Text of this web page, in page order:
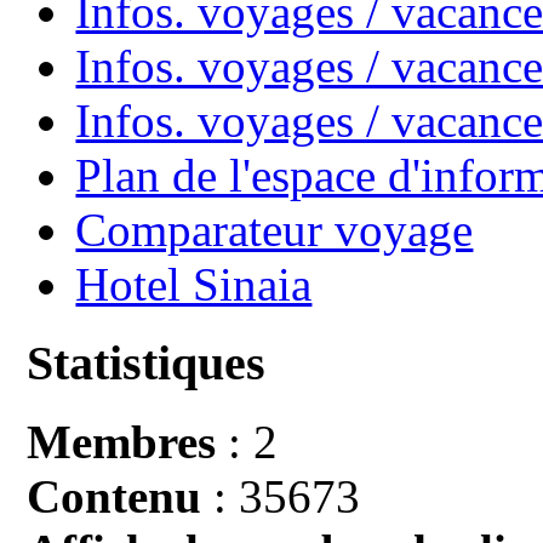
Infos. voyages /
Infos. voyages /
Infos. voyages /
Plan de l'espace
Comparateur voyage
Hotel Sinaia
Statistiques
Membres : 2
Contenu : 35673